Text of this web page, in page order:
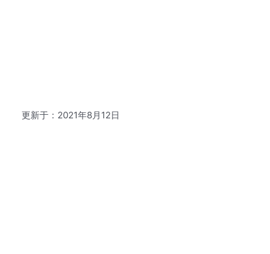
更新于：2021年8月12日